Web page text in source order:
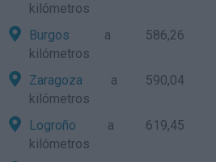
kilómetros
Burgos a 586,26
kilómetros
Zaragoza a 590,04
kilómetros
Logroño a 619,45
kilómetros